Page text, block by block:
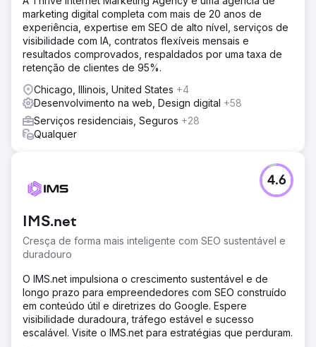
marketing digital completa com mais de 20 anos de
experiência, expertise em SEO de alto nível, serviços de
visibilidade com IA, contratos flexíveis mensais e
resultados comprovados, respaldados por uma taxa de
retenção de clientes de 95%.
Chicago, Illinois, United States +4
Desenvolvimento na web, Design digital +58
Serviços residenciais, Seguros +28
Qualquer
IMS.net
Cresça de forma mais inteligente com SEO sustentável e
duradouro
4.6
O IMS.net impulsiona o crescimento sustentável e de
longo prazo para empreendedores com SEO construído
em conteúdo útil e diretrizes do Google. Espere
visibilidade duradoura, tráfego estável e sucesso
escalável. Visite o IMS.net para estratégias que perduram.